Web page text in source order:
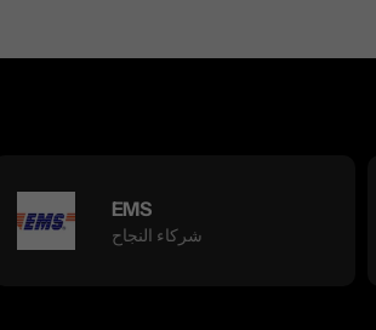
EMS
شركاء النجاح